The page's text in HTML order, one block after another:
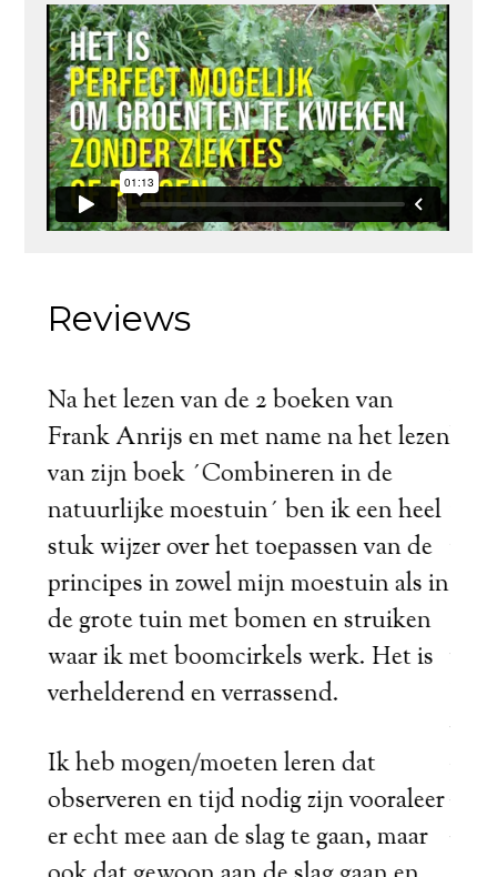
Reviews
Na het lezen van de 2 boeken van
Frank Anrijs en met name na het lezen
van zijn boek ´Combineren in de
natuurlijke moestuin´ ben ik een heel
stuk wijzer over het toepassen van de
principes in zowel mijn moestuin als in
de grote tuin met bomen en struiken
waar ik met boomcirkels werk. Het is
verhelderend en verrassend.
Ik heb mogen/moeten leren dat
observeren en tijd nodig zijn vooraleer
er echt mee aan de slag te gaan, maar